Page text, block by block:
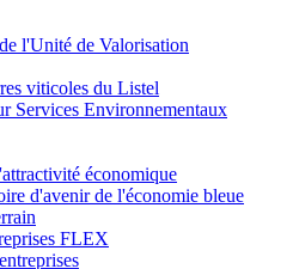
l'Unité de Valorisation
viticoles du Listel
Services Environnementaux
économique
d'avenir de l'économie bleue
FLEX